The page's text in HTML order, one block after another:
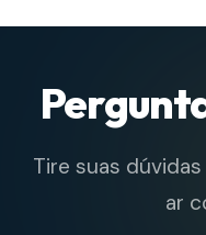
Tire suas
ar